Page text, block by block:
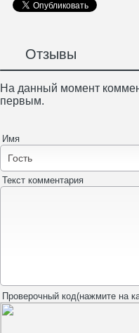
Отзывы
На данный момент
первым.
Имя
Текст комментария
Проверочный код(нажмите на